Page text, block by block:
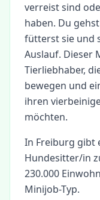
verreist sind
haben. Du
fütterst sie und
Auslauf. Dieser
Tierliebhaber,
bewegen und
ihren
möchten.
In Freiburg gibt
Hundesitter/in
230.000
Minijob-Typ.